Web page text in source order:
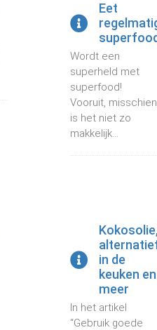
Eet
Wordt een
superheld met
superfood!
Vooruit, misschien
is het niet zo
makkelijk...
in de
keuken en
meer
In het artikel
“Gebruik goede